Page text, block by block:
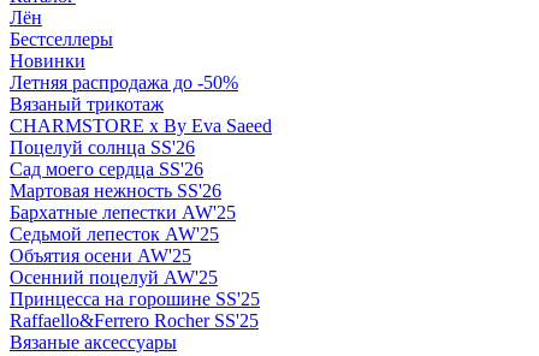
Лён
Бестселлеры
Новинки
Летняя распродажа до -50%
Вязаный трикотаж
CHARMSTORE х By Eva Saeed
Поцелуй солнца SS'26
Сад моего сердца SS'26
Мартовая нежность SS'26
Бархатные лепестки AW'25
Седьмой лепесток AW'25
Объятия осени AW'25
Осенний поцелуй AW'25
Принцесса на горошине SS'25
Raffaello&Ferrero Rocher SS'25
Вязаные аксессуары